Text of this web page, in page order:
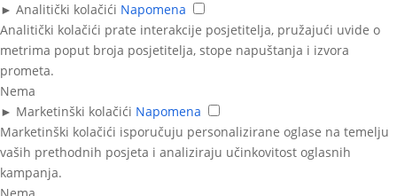
► Analitički kolačići Napomena
Analitički kolačići prate interakcije posjetitelja, pružajući uvide o
metrima poput broja posjetitelja, stope napuštanja i izvora
prometa.
Nema
► Marketinški kolačići Napomena
Marketinški kolačići isporučuju personalizirane oglase na temelju
vaših prethodnih posjeta i analiziraju učinkovitost oglasnih
kampanja.